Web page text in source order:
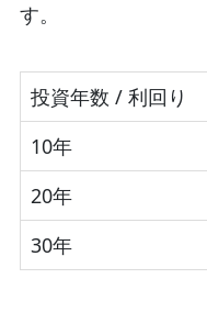
す。
投資年数 / 利回り
10年
20年
30年